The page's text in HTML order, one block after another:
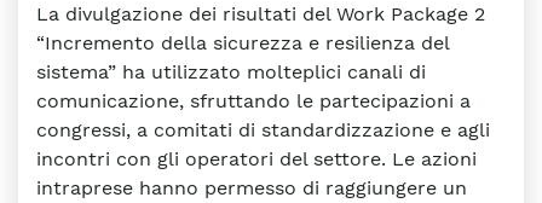
La divulgazione dei risultati del Work Package 2
“Incremento della sicurezza e resilienza del
sistema” ha utilizzato molteplici canali di
comunicazione, sfruttando le partecipazioni a
congressi, a comitati di standardizzazione e agli
incontri con gli operatori del settore. Le azioni
intraprese hanno permesso di raggiungere un